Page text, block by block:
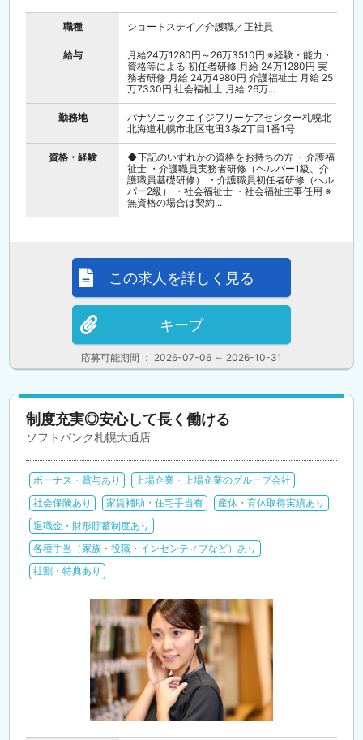
職種 ショートステイ／介護職／正社員
給与
月給24万1280円～26万3510円 ※経験・能力・
資格等による 初任者研修 月給 24万1280円 実
務者研修 月給 24万4980円 介護福祉士 月給 25
万7330円 社会福祉士 月給 26万...
勤務地
パナソニックエイジフリーケアセンター札幌北
北海道札幌市北区屯田3条2丁目1番1号
資格・経験
◆下記のいずれかの資格をお持ちの方 ・介護福
祉士 ・介護職員実務者研修（ヘルパー1級、介
護職員基礎研修） ・介護職員初任者研修（ヘル
パー2級） ・社会福祉士 ・社会福祉主事任用 ※
無資格の場合は契約...
応募可能期間 ： 2026-07-06 ～ 2026-10-31
この求人を詳しく見る
キープ
制度充実◎安心して長く働ける
ソフトバンク札幌大通店
ボーナス・賞与あり
上場企業・上場企業のグループ会社
社会保険あり
家賃補助・住宅手当有
産休・育休取得実績あり
退職金・財形貯蓄制度あり
各種手当（家族・役職・インセンティブなど）あり
社割・特典あり